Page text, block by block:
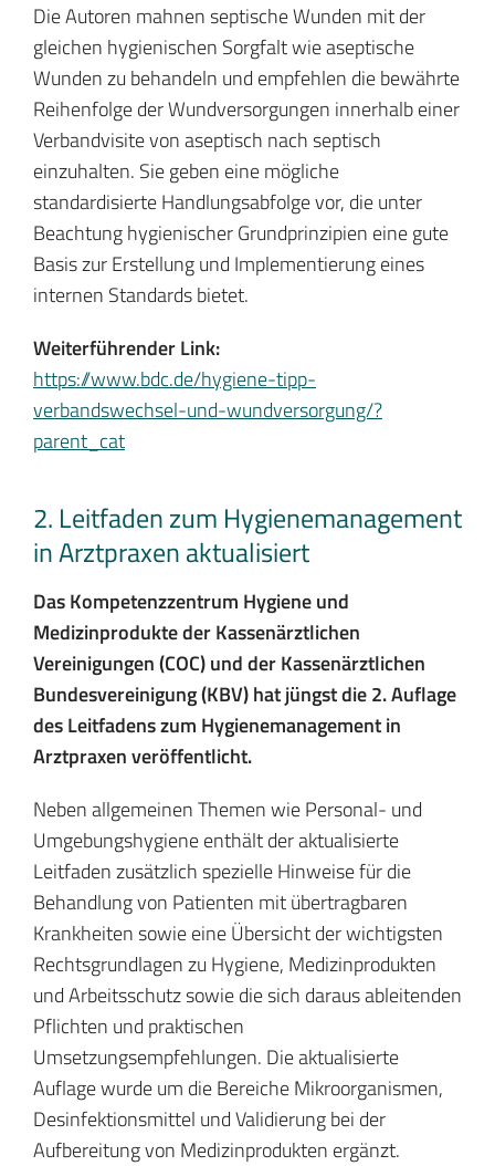
Die Autoren mahnen septische Wunden mit der
gleichen hygienischen Sorgfalt wie aseptische
Wunden zu behandeln und empfehlen die bewährte
Reihenfolge der Wundversorgungen innerhalb einer
Verbandvisite von aseptisch nach septisch
einzuhalten. Sie geben eine mögliche
standardisierte Handlungsabfolge vor, die unter
Beachtung hygienischer Grundprinzipien eine gute
Basis zur Erstellung und Implementierung eines
internen Standards bietet.
Weiterführender Link:
https://www.bdc.de/hygiene-tipp-
verbandswechsel-und-wundversorgung/?
parent_cat
2. Leitfaden zum Hygienemanagement
in Arztpraxen aktualisiert
Das Kompetenzzentrum Hygiene und
Medizinprodukte der Kassenärztlichen
Vereinigungen (COC) und der Kassenärztlichen
Bundesvereinigung (KBV) hat jüngst die 2. Auflage
des Leitfadens zum Hygienemanagement in
Arztpraxen veröffentlicht.
Neben allgemeinen Themen wie Personal- und
Umgebungshygiene enthält der aktualisierte
Leitfaden zusätzlich spezielle Hinweise für die
Behandlung von Patienten mit übertragbaren
Krankheiten sowie eine Übersicht der wichtigsten
Rechtsgrundlagen zu Hygiene, Medizinprodukten
und Arbeitsschutz sowie die sich daraus ableitenden
Pflichten und praktischen
Umsetzungsempfehlungen. Die aktualisierte
Auflage wurde um die Bereiche Mikroorganismen,
Desinfektionsmittel und Validierung bei der
Aufbereitung von Medizinprodukten ergänzt.